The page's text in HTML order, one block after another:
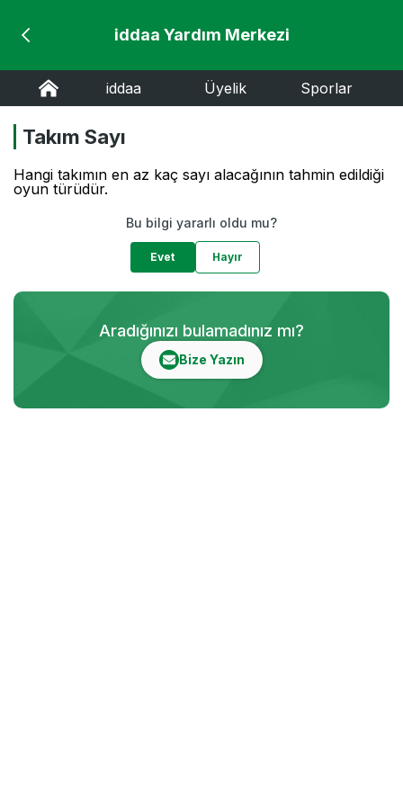
iddaa Yardım Merkezi
iddaa Üyelik Sporlar
Takım Sayı
Hangi takımın en az kaç sayı alacağının tahmin edildiği
oyun türüdür.
Bu bilgi yararlı oldu mu?
Evet Hayır
Aradığınızı bulamadınız mı?
Bize Yazın